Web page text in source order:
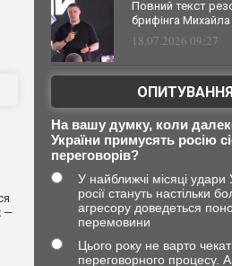
—
Повний текст
брифінга
18.07.2026 09:27
ОПИТУВАННЯ
На вашу думку, коли
України примусять росію
переговорів?
У найближчі місяці удари
росії стануть настільки
агресору доведеться
перемовини
Цього року не варто
переговорного процесу.